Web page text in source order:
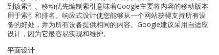
到该索引。移动优先编制索引意味着Google主要将内容的移动版本
用于索引和排名。响应式设计使您能够从一个网站获得支持所有设
备的好处，并为所有设备提供相同的内容。Google建议采用自适应
设计，因为它最容易实现和维护。
平面设计